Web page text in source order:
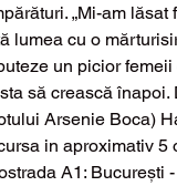
„Mi-am
lumea cu o
un picior
să crească
Arsenie Boca)
in aproximativ 5
A1: București